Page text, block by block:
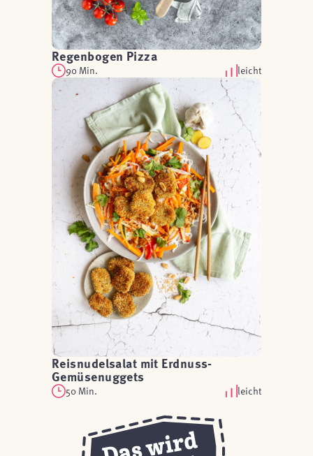
Regenbogen Pizza
90 Min. leicht
Reisnudelsalat mit Erdnuss-
Gemüsenuggets
50 Min. leicht